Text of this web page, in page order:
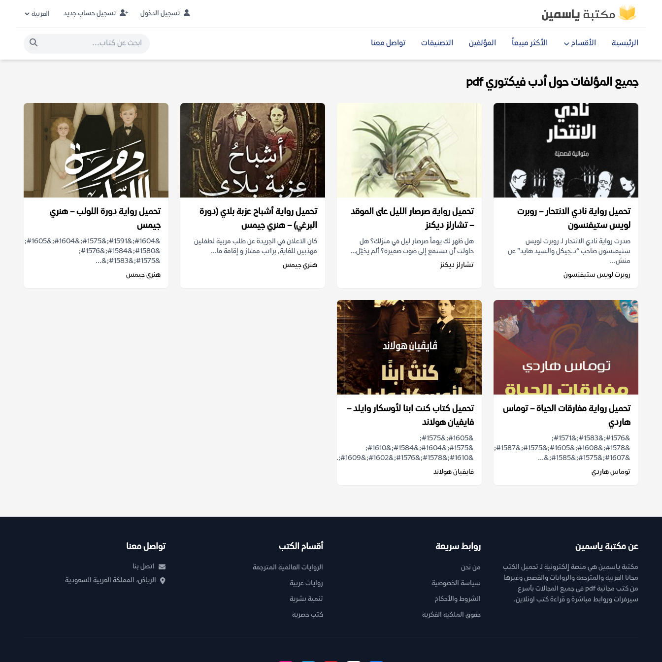
تسجيل الدخول تسجيل حساب جديد
الرئيسية الأقسام الأكثر مبيعاً المؤلفين التصنيفات تواصل معنا
جميع المؤلفات حول أدب فيكتوري pdf
تحميل رواية نادي الانتحار – روبرت
لويس ستيفنسون
صدرت رواية نادي الانتحار لـ روبرت لويس
ستيفنسون صاحب “د.جيكل والسيد هايد” عن
منش...
روبرت لويس ستيفنسون
تحميل رواية صرصار الليل على الموقد
– تشارلز ديكنز
هل ظهر لك يوماً صرصار ليل في منزلك؟ هل
حاولت أن تستمع إلى صوت صفيره؟ ألم يخيَّل...
تشارلز ديكنز
تحميل رواية أشباح عزبة بلاي (دورة
البرغي) – هنري جيمس
كان الاعلان في الجريدة عن طلب مربية لطفلين
مهذبين للغاية, براتب ممتاز و إقامة فا...
هنري جيمس
تحميل رواية دورة اللولب – هنري
جيمس
&#1580;&#1584;&#1576;
&#1575;&#1583;&...
هنري جيمس
تحميل رواية مفارقات الحياة – توماس
هاردي
&#1576;&#1583;&#1571;
&#1578;&#1608;&#1605;&#1575;&#1587;
&#1607;&#1575;&#1585;&...
توماس هاردي
تحميل كتاب كنت ابنا لأوسكار وايلد –
فايفيان هولاند
&#1605;&#1575;
&#1575;&#1604;&#1584;&#1610;
&#1610;&#1578;&#1576;&#1602;&#1609;...
فايفيان هولاند
عن مكتبة ياسمين
مكتبة ياسمين هي منصة إلكترونية لـ تحميل الكتب
مجانا العربية والمترجمة والروايات والقصص وغيرها
من كتب مجانية pdf فى جميع المجالات بأسرع
سيرفرات وروابط مباشرة و قراءة كتب اونلاين.
روابط سريعة
من نحن
سياسة الخصوصية
الشروط والأحكام
حقوق الملكية الفكرية
أقسام الكتب
الروايات العالمية المترجمة
روايات عربية
تنمية بشرية
كتب حصرية
تواصل معنا
اتصل بنا
الرياض، المملكة العربية السعودية